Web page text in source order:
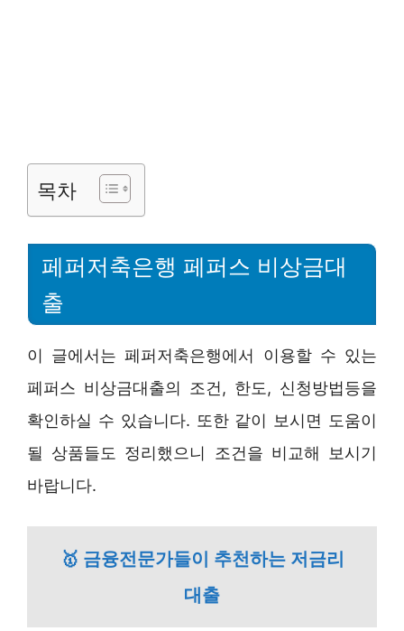
목차
페퍼저축은행 페퍼스 비상금대
출
이 글에서는 페퍼저축은행에서 이용할 수 있는
페퍼스 비상금대출의 조건, 한도, 신청방법등을
확인하실 수 있습니다. 또한 같이 보시면 도움이
될 상품들도 정리했으니 조건을 비교해 보시기
바랍니다.
🥇 금융전문가들이 추천하는 저금리
대출